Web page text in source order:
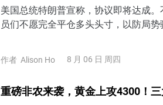
美国总统特朗普宣称，协议即将达成
员们不愿完全平仓多头头寸，以防局势
作者 Alison Ho 8 月 06 日 周四
重磅非农来袭，黄金上攻4300！